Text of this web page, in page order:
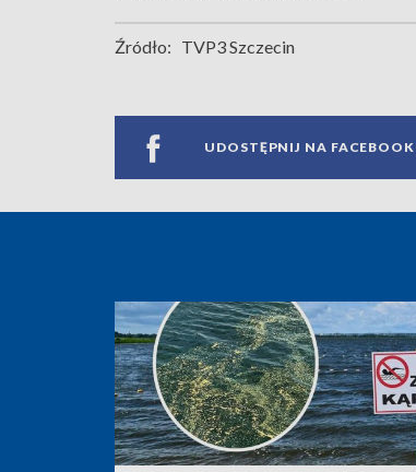
Źródło: TVP3 Szczecin
UDOSTĘPNIJ NA